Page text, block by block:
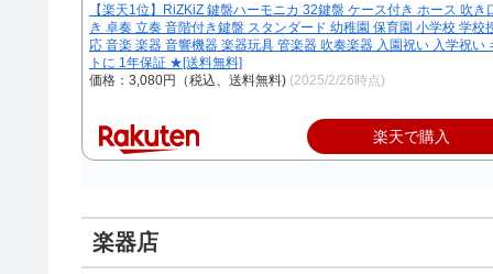
【楽天1位】RiZKiZ 鍵盤ハーモニカ 32鍵盤 ケース付き ホース 吹き
き 卓奏 立奏 音階付き鍵盤 スタンダード 幼稚園 保育園 小学校 学校
応 音楽 楽器 音響機器 楽器玩具 管楽器 吹奏楽器 入園祝い 入学祝い
トに 1年保証 ★[送料無料]
価格：3,080円（税込、送料無料) (2025/2/26時点)
楽天で購入
楽器店